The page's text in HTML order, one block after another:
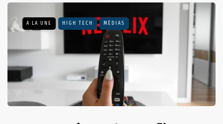
A LA UNE HIGH TECH MÉDIAS